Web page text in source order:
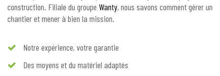
construction. Filiale du groupe Wanty, nous savons comment gérer un
chantier et mener à bien la mission.
Notre expérience, votre garantie
Des moyens et du matériel adaptés